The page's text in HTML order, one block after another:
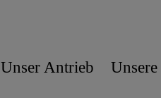
Unser Antrieb